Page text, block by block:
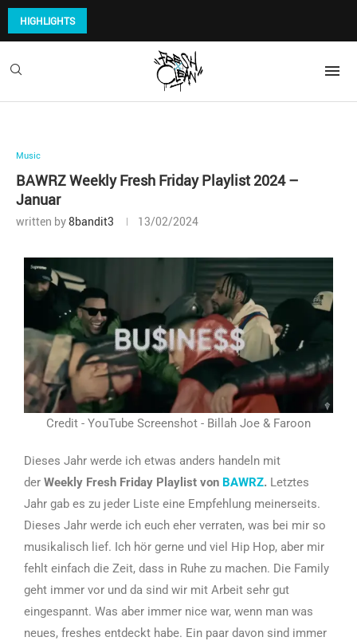
HIGHLIGHTS
Music
BAWRZ Weekly Fresh Friday Playlist 2024 –
Januar
written by8bandit3 13/02/2024
Credit - YouTube Screenshot - Billah Joe & Faroon
Dieses Jahr werde ich etwas anders handeln mit
der Weekly Fresh Friday Playlist von BAWRZ. Letztes
Jahr gab es zu jeder Liste eine Empfehlung meinerseits.
Dieses Jahr werde ich euch eher verraten, was bei mir so
musikalisch lief. Ich hör gerne und viel Hip Hop, aber mir
fehlt einfach die Zeit, dass in Ruhe zu machen. Die Family
geht immer vor und da sind wir mit Arbeit sehr gut
eingespannt. Was aber immer nice war, wenn man was
neues, freshes entdeckt habe. Ein paar davon sind immer